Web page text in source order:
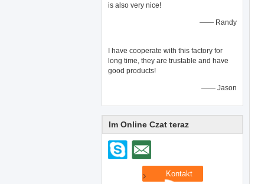
is also very nice!
—— Randy
I have cooperate with this factory for
long time, they are trustable and have
good products!
—— Jason
Im Online Czat teraz